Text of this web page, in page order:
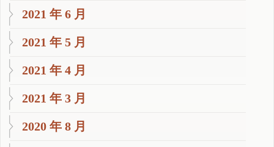
2021 年 6 月
2021 年 5 月
2021 年 4 月
2021 年 3 月
2020 年 8 月